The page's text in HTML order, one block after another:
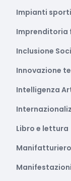
Impianti
Imprenditoria
Inclusione
Innovazione
Intelligenza
Libro e lettura
Manifatturiero